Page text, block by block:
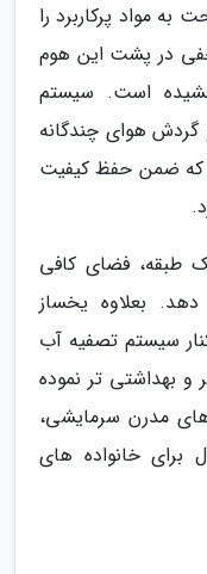
مواد پرکاربرد را
در پشت این هوم
است. سیستم
گردش هوای چندگانه
که ضمن حفظ کیفیت
طبقه، فضای کافی
دهد. بعلاوه یخساز
سیستم تصفیه آب
و بهداشتی تر نموده
مدرن سرمایشی،
برای خانواده های